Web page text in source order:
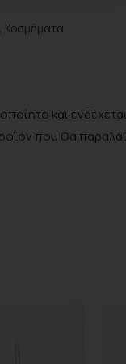
, Κοσμήματα
και
που θα